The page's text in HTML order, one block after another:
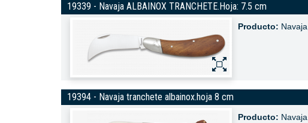
19339 - Navaja ALBAINOX TRANCHETE.Hoja: 7.5 cm
Producto: Navaja,
19394 - Navaja tranchete albainox.hoja 8 cm
Producto: Navaja,